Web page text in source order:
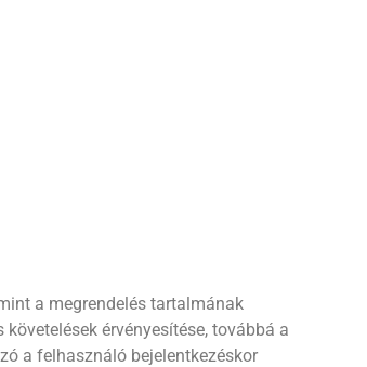
a megrendelés tartalmának
érvényesítése, továbbá a
a felhasználó bejelentkezéskor